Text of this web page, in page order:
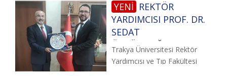
YENİ REKTÖR
YARDIMCISI PROF. DR.
SEDAT
ÜSTÜNDAĞ'DAN
SAĞLIK BAKANLIĞI VE
Trakya Üniversitesi Rektör
Yardımcısı ve Tıp Fakültesi